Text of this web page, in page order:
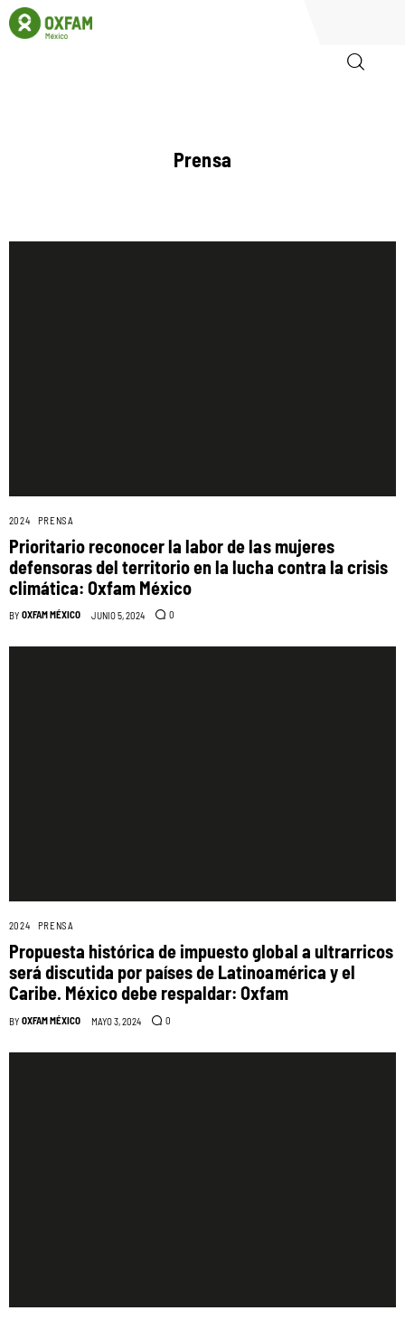
Prensa
2024 PRENSA
Prioritario reconocer la labor de las mujeres
defensoras del territorio en la lucha contra la crisis
climática: Oxfam México
BY OXFAM MÉXICO JUNIO 5, 2024 0
2024 PRENSA
Propuesta histórica de impuesto global a ultrarricos
será discutida por países de Latinoamérica y el
Caribe. México debe respaldar: Oxfam
BY OXFAM MÉXICO MAYO 3, 2024 0